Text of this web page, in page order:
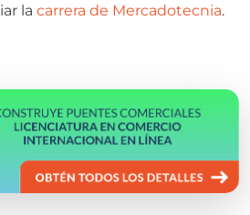
la carrera de Mercadotecnia.